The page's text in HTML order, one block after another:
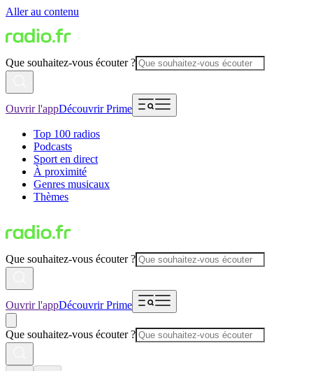
Aller au contenu
Que souhaitez-vous écouter ?
Ouvrir l'appDécouvrir Prime
Top 100 radios
Podcasts
Sport en direct
À proximité
Genres musicaux
Thèmes
Que souhaitez-vous écouter ?
Ouvrir l'appDécouvrir Prime
Que souhaitez-vous écouter ?